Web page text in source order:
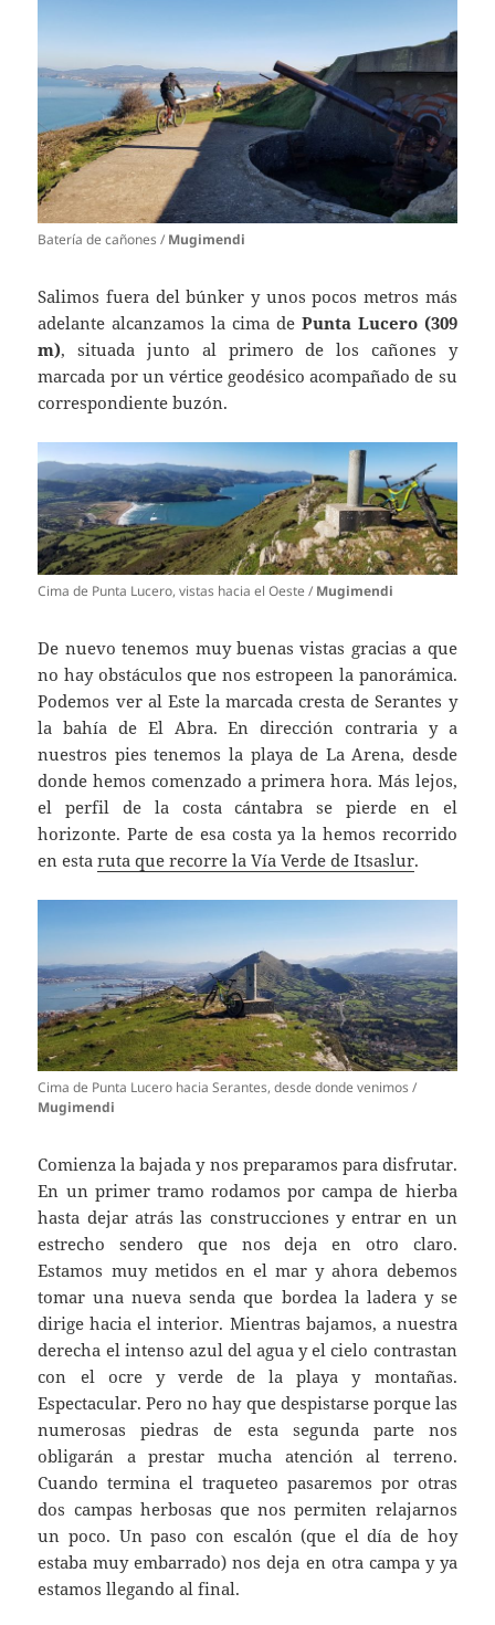
Batería de cañones / Mugimendi
Salimos fuera del búnker y unos pocos metros más
adelante alcanzamos la cima de Punta Lucero (309
m), situada junto al primero de los cañones y
marcada por un vértice geodésico acompañado de su
correspondiente buzón.
Cima de Punta Lucero, vistas hacia el Oeste / Mugimendi
De nuevo tenemos muy buenas vistas gracias a que
no hay obstáculos que nos estropeen la panorámica.
Podemos ver al Este la marcada cresta de Serantes y
la bahía de El Abra. En dirección contraria y a
nuestros pies tenemos la playa de La Arena, desde
donde hemos comenzado a primera hora. Más lejos,
el perfil de la costa cántabra se pierde en el
horizonte. Parte de esa costa ya la hemos recorrido
en estaruta que recorre la Vía Verde de Itsaslur.
Cima de Punta Lucero hacia Serantes, desde donde venimos /
Mugimendi
Comienza la bajada y nos preparamos para disfrutar.
En un primer tramo rodamos por campa de hierba
hasta dejar atrás las construcciones y entrar en un
estrecho sendero que nos deja en otro claro.
Estamos muy metidos en el mar y ahora debemos
tomar una nueva senda que bordea la ladera y se
dirige hacia el interior. Mientras bajamos, a nuestra
derecha el intenso azul del agua y el cielo contrastan
con el ocre y verde de la playa y montañas.
Espectacular. Pero no hay que despistarse porque las
numerosas piedras de esta segunda parte nos
obligarán a prestar mucha atención al terreno.
Cuando termina el traqueteo pasaremos por otras
dos campas herbosas que nos permiten relajarnos
un poco. Un paso con escalón (que el día de hoy
estaba muy embarrado) nos deja en otra campa y ya
estamos llegando al final.